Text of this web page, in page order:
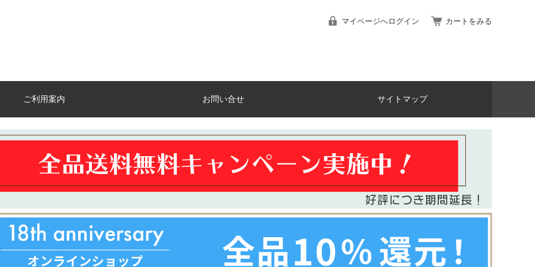
マイページへログイン カートをみる
ご利用案内 お問い合せ サイトマップ